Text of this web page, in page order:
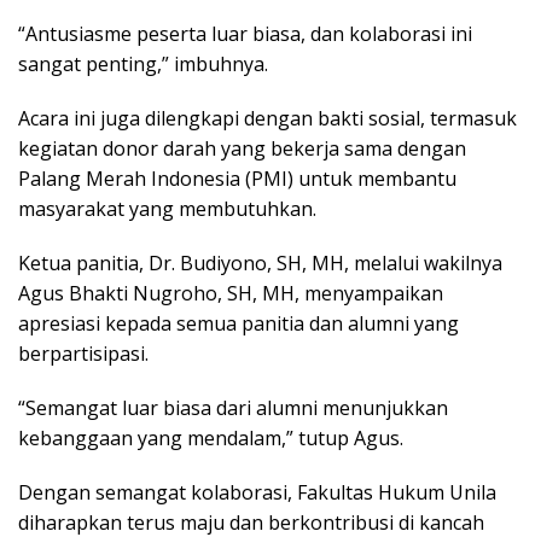
“Antusiasme peserta luar biasa, dan kolaborasi ini
sangat penting,” imbuhnya.
Acara ini juga dilengkapi dengan bakti sosial, termasuk
kegiatan donor darah yang bekerja sama dengan
Palang Merah Indonesia (PMI) untuk membantu
masyarakat yang membutuhkan.
Ketua panitia, Dr. Budiyono, SH, MH, melalui wakilnya
Agus Bhakti Nugroho, SH, MH, menyampaikan
apresiasi kepada semua panitia dan alumni yang
berpartisipasi.
“Semangat luar biasa dari alumni menunjukkan
kebanggaan yang mendalam,” tutup Agus.
Dengan semangat kolaborasi, Fakultas Hukum Unila
diharapkan terus maju dan berkontribusi di kancah